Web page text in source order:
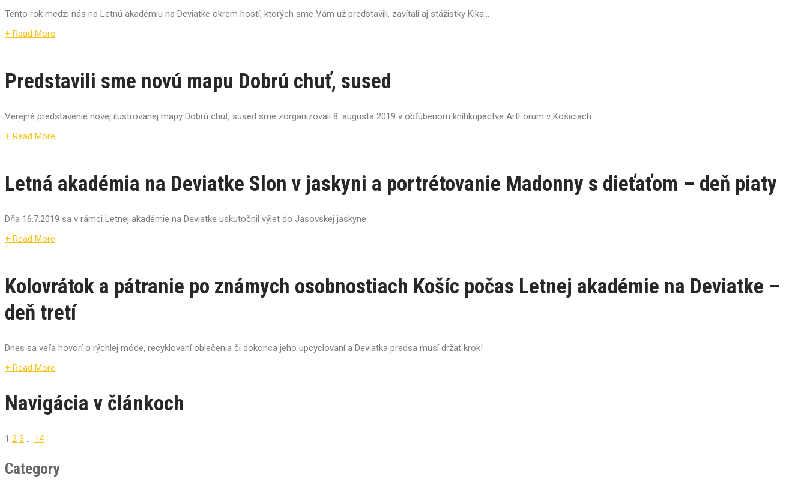
Tento rok medzi nás na Letnú akadémiu na Deviatke okrem hostí, ktorých sme Vám už predstavili, zavítali aj stážistky Kika...
+ Read More
Predstavili sme novú mapu Dobrú chuť, sused
Verejné predstavenie novej ilustrovanej mapy Dobrú chuť, sused sme zorganizovali 8. augusta 2019 v obľúbenom kníhkupectve ArtForum v Košiciach.
+ Read More
Letná akadémia na Deviatke Slon v jaskyni a portrétovanie Madonny s dieťaťom – deň piaty
Dňa 16.7.2019 sa v rámci Letnej akadémie na Deviatke uskutočnil výlet do Jasovskej jaskyne
+ Read More
Kolovrátok a pátranie po známych osobnostiach Košíc počas Letnej akadémie na Deviatke –
deň tretí
Dnes sa veľa hovorí o rýchlej móde, recyklovaní oblečenia či dokonca jeho upcyclovaní a Deviatka predsa musí držať krok!
+ Read More
Navigácia v článkoch
1 2 3 14
Category